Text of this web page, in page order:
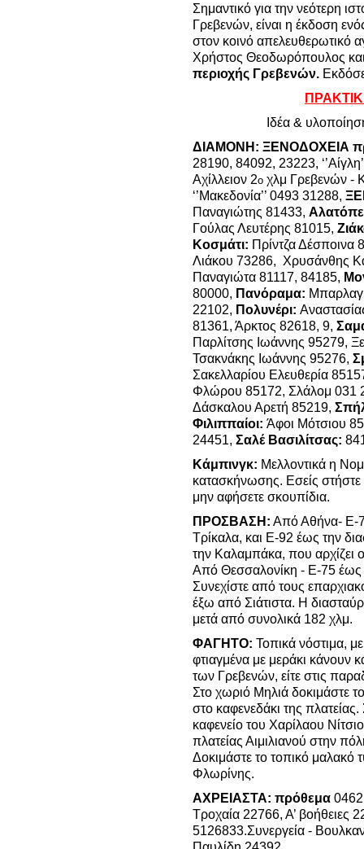
Σημαντικό για την νεότερη
Γρεβενών, είναι η έκδοση
στον κοινό
Χρήστος Θεοδωρόπουλος και
περιοχής Γρεβενών.
Ιδέα &
ΔΙΑΜΟΝΗ: ΞΕΝΟΔΟΧΕΙΑ
28190, 84092, 23223,
Αχίλλειον 2ο χλμ Γρεβενών -
‘’Μακεδονία’’ 0493 31288,
Παναγιώτης 81433,
Γούλας Λευτέρης 81015,
Κοσμάτι: Πρίντζα Δέσποινα
Λιάκου 73286, Χρυσάνθης
Παναγιώτα 81117, 84185,
80000, Πανόραμα:
22102, Πολυνέρι:
81361, Άρκτος 82618, 9,
Παρλίτσης Ιωάννης 95279,
Τσακνάκης Ιωάννης 95276,
Σακελλαρίου Ελευθερία
Φλώρου 85172, Σλάλομ 031
Δάσκαλου Αρετή 85219,
Φιλιππαίοι: Άφοι Μότσιου
24451, Σαλέ Βασιλίτσας:
Κάμπινγκ: Μελλοντικά η
κατασκήνωσης. Εσείς στήστε
μην αφήσετε σκουπίδια.
ΠΡΟΣΒΑΣΗ: Από Αθήνα- Ε-
Τρίκαλα, και Ε-92 έως την
την Καλαμπάκα, που αρχίζει
Από Θεσσαλονίκη - Ε-75 έως
Συνεχίστε από τους
έξω από Σιάτιστα. Η
μετά από συνολικά 182 χλμ.
ΦΑΓΗΤΟ: Τοπικά νόστιμα,
φτιαγμένα με μεράκι κάνουν
των Γρεβενών, είτε στις
Στο χωριό Μηλιά δοκιμάστε
στο καφενεδάκι της πλατείας.
καφενείο του Χαρίλαου
πλατείας Αιμιλιανού στην
Δοκιμάστε το τοπικό μαλακό
Φλωρίνης.
ΑΧΡΕΙΑΣΤΑ: πρόθεμα
Τροχαία 22766, Α’ βοήθειες
5126833.Συνεργεία -